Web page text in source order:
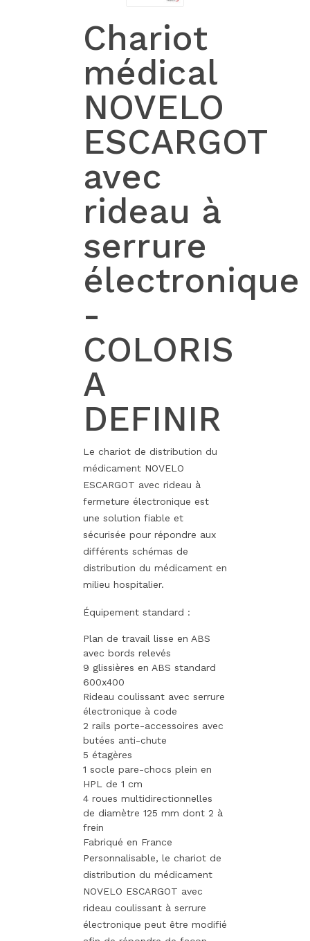
Chariot
médical
NOVELO
ESCARGOT
avec
rideau à
serrure
électronique
-
COLORIS
A
DEFINIR
Le chariot de distribution du
médicament NOVELO
ESCARGOT avec rideau à
fermeture électronique est
une solution fiable et
sécurisée pour répondre aux
différents schémas de
distribution du médicament en
milieu hospitalier.
Équipement standard :
Plan de travail lisse en ABS
avec bords relevés
9 glissières en ABS standard
600x400
Rideau coulissant avec serrure
électronique à code
2 rails porte-accessoires avec
butées anti-chute
5 étagères
1 socle pare-chocs plein en
HPL de 1 cm
4 roues multidirectionnelles
de diamètre 125 mm dont 2 à
frein
Fabriqué en France
Personnalisable, le chariot de
distribution du médicament
NOVELO ESCARGOT avec
rideau coulissant à serrure
électronique peut être modifié